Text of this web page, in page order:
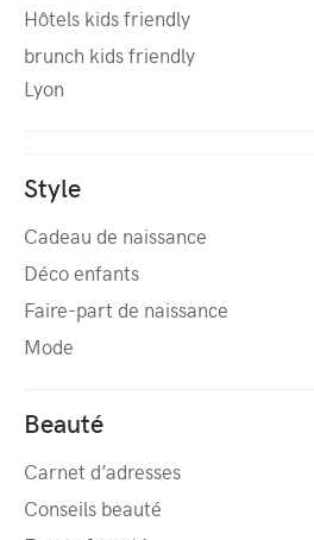
Hôtels kids friendly
brunch kids friendly
Lyon
Style
Cadeau de naissance
Déco enfants
Faire-part de naissance
Mode
Beauté
Carnet d’adresses
Conseils beauté